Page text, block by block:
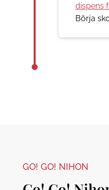
dispens
Börja
GO! GO! NIHON